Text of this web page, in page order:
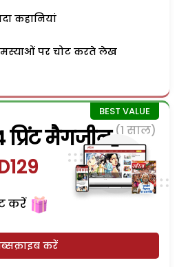
कहानियां
पर चोट करते लेख
प्रिंट मैगजीन (1 साल)
करें
करें